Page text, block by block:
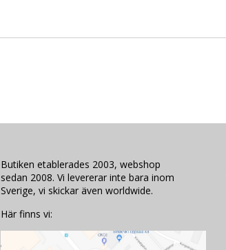
Butiken etablerades 2003, webshop
sedan 2008. Vi levererar inte bara inom
Sverige, vi skickar även worldwide.
Här finns vi: